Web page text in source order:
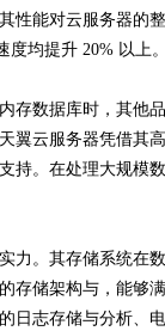
性能对云服务器的
度均提升 20% 以
存数据库时，其他
翼云服务器凭借其
持。在处理大规模
力。其存储系统在
存储架构与，能够
日志存储与分析、